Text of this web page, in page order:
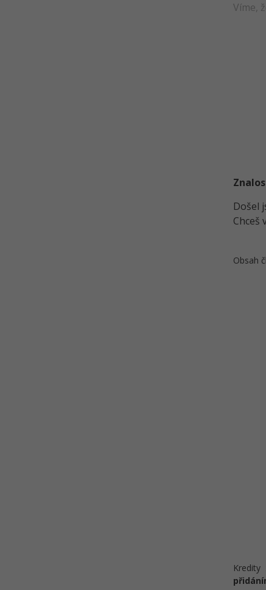
Víme,
Došel
Chceš
Obsah
Kredity